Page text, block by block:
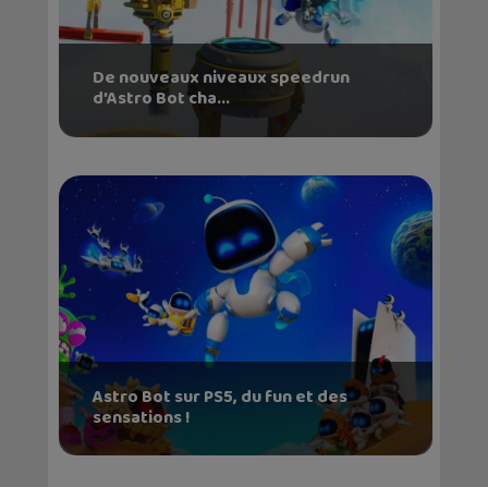
De nouveaux niveaux speedrun
d’Astro Bot cha...
Astro Bot sur PS5, du fun et des
sensations !